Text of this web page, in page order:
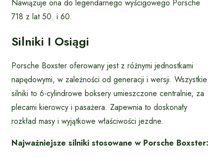
Nawiązuje ona do legendarnego wyścigowego Porsche
718 z lat 50. i 60.
Silniki I Osiągi
Porsche Boxster oferowany jest z różnymi jednostkami
napędowymi, w zależności od generacji i wersji. Wszystkie
silniki to 6-cylindrowe boksery umieszczone centralnie, za
plecami kierowcy i pasażera. Zapewnia to doskonały
rozkład masy i wyjątkowe właściwości jezdne.
Najważniejsze silniki stosowane w Porsche Boxster: